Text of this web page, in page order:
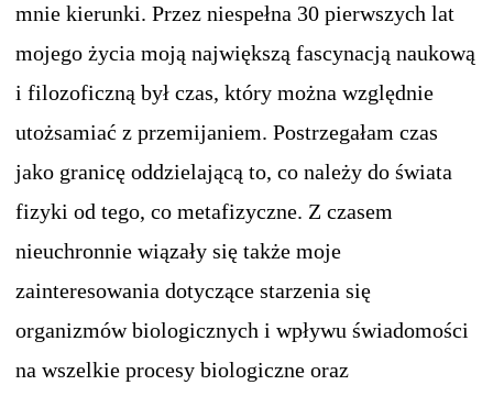
mnie kierunki. Przez niespełna 30 pierwszych lat
mojego życia moją największą fascynacją naukową
i filozoficzną był czas, który można względnie
utożsamiać z przemijaniem. Postrzegałam czas
jako granicę oddzielającą to, co należy do świata
fizyki od tego, co metafizyczne. Z czasem
nieuchronnie wiązały się także moje
zainteresowania dotyczące starzenia się
organizmów biologicznych i wpływu świadomości
na wszelkie procesy biologiczne oraz